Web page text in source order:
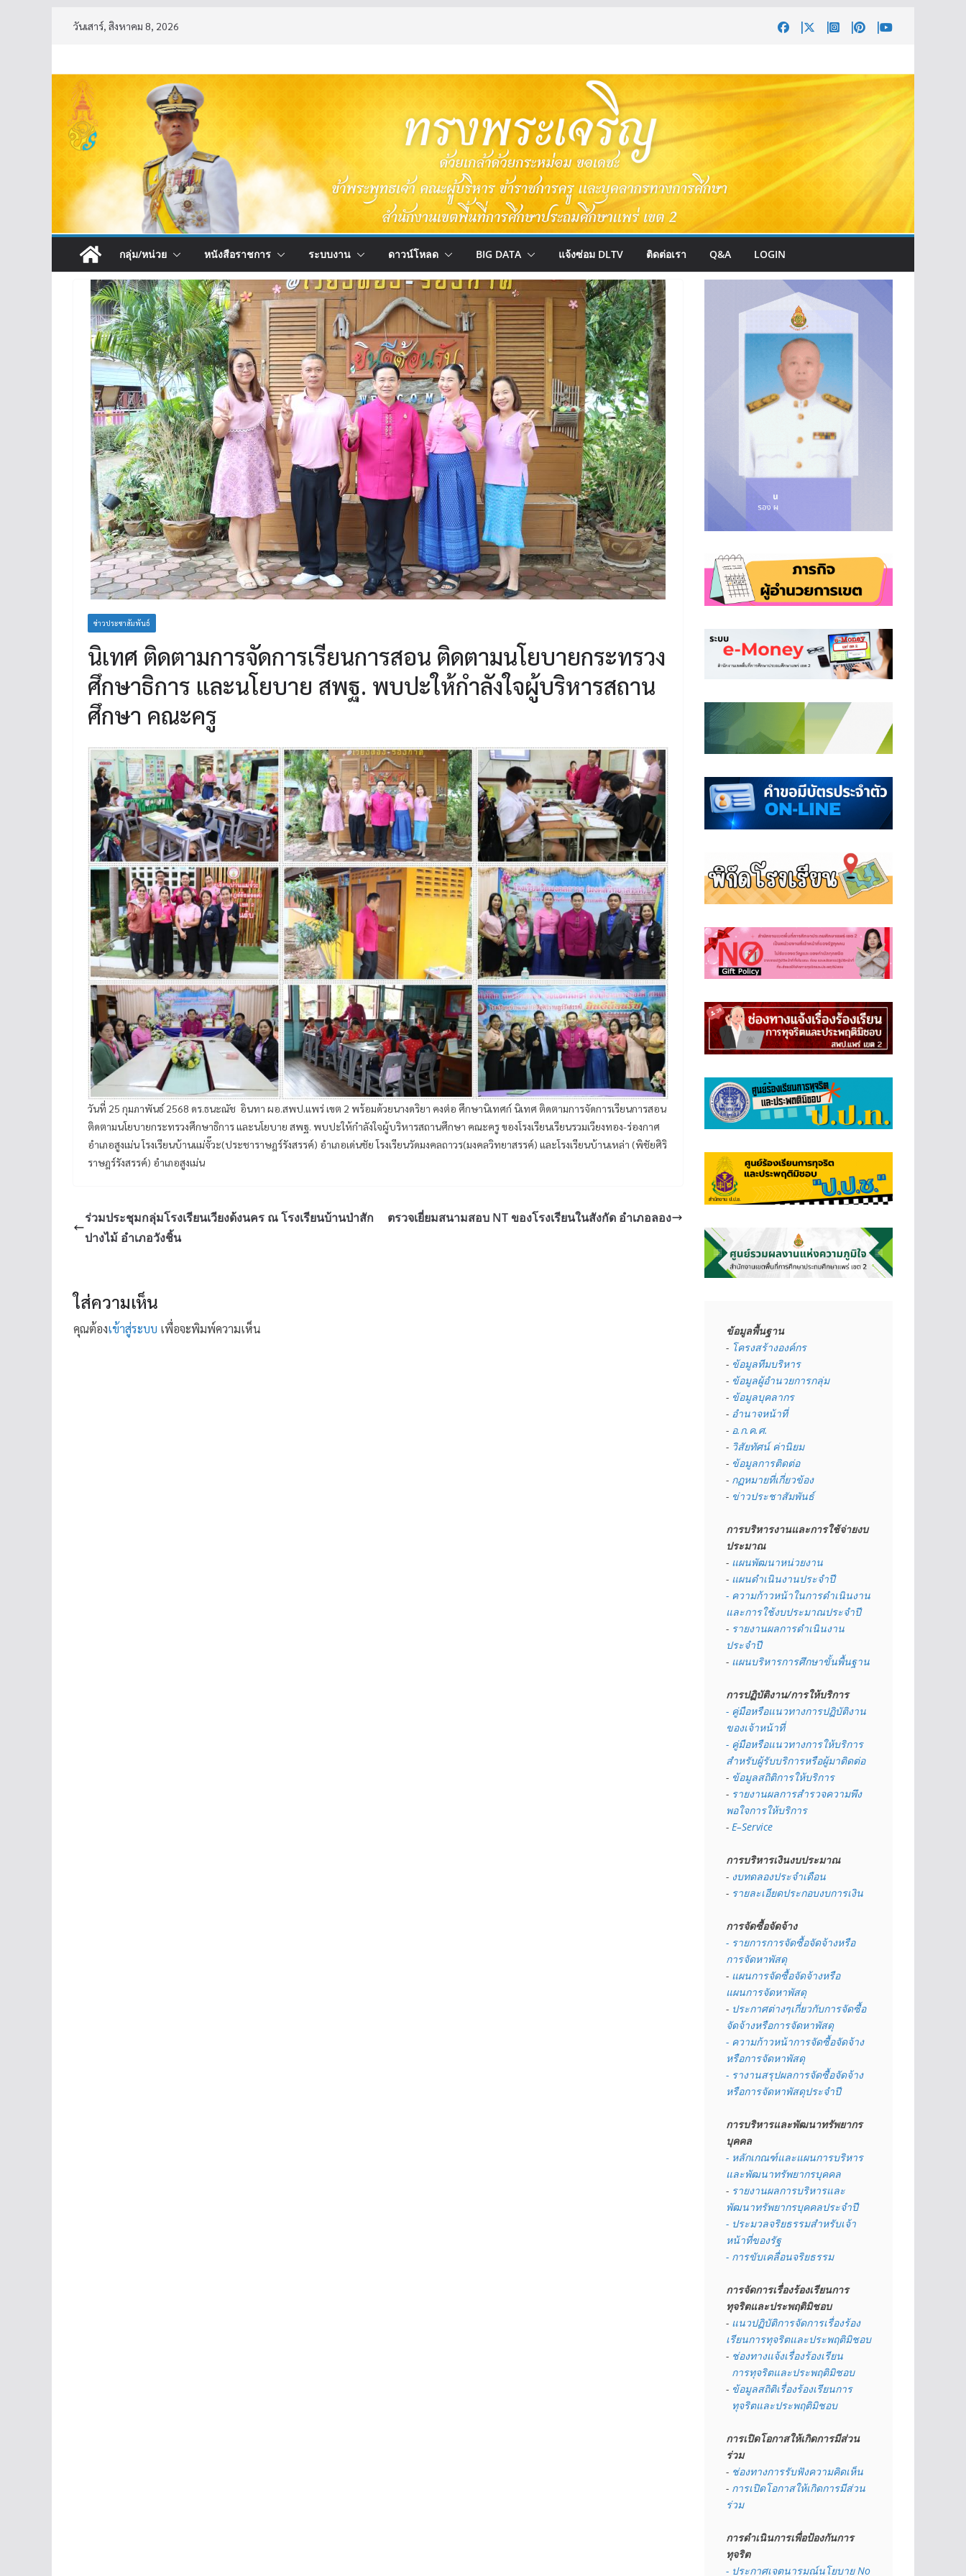
วันเสาร์, สิงหาคม 8, 2026
กลุ่ม/หน่วย หนังสือราชการ ระบบงาน ดาวน์โหลด BIG DATA แจ้งซ่อม DLTV ติดต่อเรา Q&A LOGIN
ข่าวประชาสัมพันธ์
นิเทศ ติดตามการจัดการเรียนการสอน ติดตามนโยบายกระทรวง
ศึกษาธิการ และนโยบาย สพฐ. พบปะให้กำลังใจผู้บริหารสถาน
ศึกษา คณะครู
วันที่ 25 กุมภาพันธ์ 2568 ดร.ธนะณัช อินทา ผอ.สพป.แพร่ เขต 2 พร้อมด้วยนางดริยา คงต่อ ศึกษานิเทศก์ นิเทศ ติดตามการจัดการเรียนการสอน
ติดตามนโยบายกระทรวงศึกษาธิการ และนโยบาย สพฐ. พบปะให้กำลังใจผู้บริหารสถานศึกษา คณะครู ของโรงเรียนเรียนรวมเวียงทอง-ร่องกาศ
อำเภอสูงเม่น โรงเรียนบ้านแม่จั๊วะ(ประชาราษฎร์รังสรรค์) อำเภอเด่นชัย โรงเรียนวัดมงคลถาวร(มงคลวิทยาสรรค์) และโรงเรียนบ้านเหล่า (พิชัยศิริ
ราษฎร์รังสรรค์) อำเภอสูงเม่น
ร่วมประชุมกลุ่มโรงเรียนเวียงด้งนคร ณ โรงเรียนบ้านป่าสัก
ปางไม้ อำเภอวังชิ้น
ตรวจเยี่ยมสนามสอบ NT ของโรงเรียนในสังกัด อำเภอลอง
ใส่ความเห็น
คุณต้องเข้าสู่ระบบ เพื่อจะพิมพ์ความเห็น
ข้อมูลพื้นฐาน
- โครงสร้างองค์กร
- ข้อมูลทีมบริหาร
- ข้อมูลผู้อำนวยการกลุ่ม
- ข้อมูลบุคลากร
- อำนาจหน้าที่
- อ.ก.ค.ศ.
- วิสัยทัศน์ ค่านิยม
- ข้อมูลการติดต่อ
- กฏหมายที่เกี่ยวข้อง
- ข่าวประชาสัมพันธ์
การบริหารงานและการใช้จ่ายงบ
ประมาณ
- แผนพัฒนาหน่วยงาน
- แผนดำเนินงานประจำปี
- ความก้าวหน้าในการดำเนินงาน
และการใช้งบประมาณประจำปี
- รายงานผลการดำเนินงาน
ประจำปี
- แผนบริหารการศึกษาขั้นพื้นฐาน
การปฏิบัติงาน/การให้บริการ
- คู่มือหรือแนวทางการปฏิบัติงาน
ของเจ้าหน้าที่
- คู่มือหรือแนวทางการให้บริการ
สำหรับผู้รับบริการหรือผู้มาติดต่อ
- ข้อมูลสถิติการให้บริการ
- รายงานผลการสำรวจความพึง
พอใจการให้บริการ
- E–Service
การบริหารเงินงบประมาณ
- งบทดลองประจำเดือน
- รายละเอียดประกอบงบการเงิน
การจัดซื้อจัดจ้าง
- รายการการจัดซื้อจัดจ้างหรือ
การจัดหาพัสดุ
- แผนการจัดซื้อจัดจ้างหรือ
แผนการจัดหาพัสดุ
- ประกาศต่างๆเกี่ยวกับการจัดซื้อ
จัดจ้างหรือการจัดหาพัสดุ
- ความก้าวหน้าการจัดซื้อจัดจ้าง
หรือการจัดหาพัสดุ
- รางานสรุปผลการจัดซื้อจัดจ้าง
หรือการจัดหาพัสดุประจำปี
การบริหารและพัฒนาทรัพยากร
บุคคล
- หลักเกณฑ์และแผนการบริหาร
และพัฒนาทรัพยากรบุคคล
- รายงานผลการบริหารและ
พัฒนาทรัพยากรบุคคลประจำปี
- ประมวลจริยธรรมสำหรับเจ้า
หน้าที่ของรัฐ
- การขับเคลื่อนจริยธรรม
การจัดการเรื่องร้องเรียนการ
ทุจริตและประพฤติมิชอบ
- แนวปฏิบัติการจัดการเรื่องร้อง
เรียนการทุจริตและประพฤติมิชอบ
- ช่องทางแจ้งเรื่องร้องเรียน
  การทุจริตและประพฤติมิชอบ
- ข้อมูลสถิติเรื่องร้องเรียนการ
  ทุจริตและประพฤติมิชอบ
การเปิดโอกาสให้เกิดการมีส่วน
ร่วม
- ช่องทางการรับฟังความคิดเห็น
- การเปิดโอกาสให้เกิดการมีส่วน
ร่วม
การดำเนินการเพื่อป้องกันการ
ทุจริต
- ประกาศเจตนารมณ์นโยบาย No